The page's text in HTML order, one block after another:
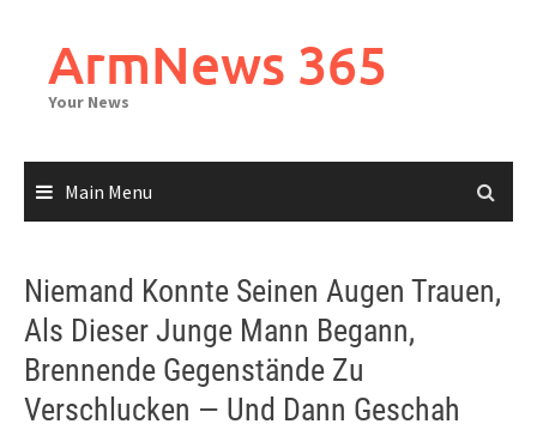
contentArmNews 365
Your News
Main Menu
Niemand Konnte Seinen Augen Trauen,
Als Dieser Junge Mann Begann,
Brennende Gegenstände Zu
Verschlucken — Und Dann Geschah